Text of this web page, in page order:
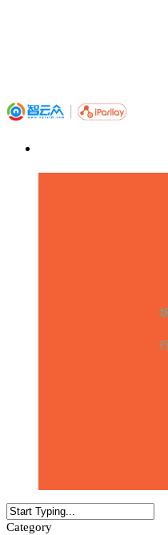
Category